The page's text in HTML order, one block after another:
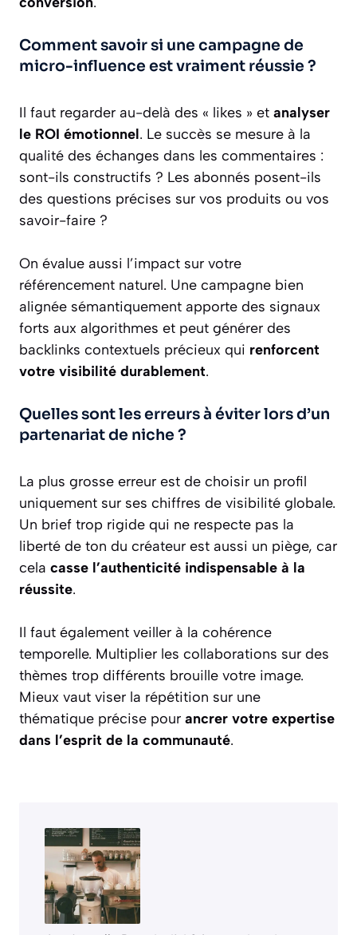
Comment savoir si une campagne de
micro-influence est vraiment réussie ?
Il faut regarder au-delà des « likes » et analyser
le ROI émotionnel. Le succès se mesure à la
qualité des échanges dans les commentaires :
sont-ils constructifs ? Les abonnés posent-ils
des questions précises sur vos produits ou vos
savoir-faire ?
On évalue aussi l’impact sur votre
référencement naturel. Une campagne bien
alignée sémantiquement apporte des signaux
forts aux algorithmes et peut générer des
backlinks contextuels précieux qui renforcent
votre visibilité durablement.
Quelles sont les erreurs à éviter lors d’un
partenariat de niche ?
La plus grosse erreur est de choisir un profil
uniquement sur ses chiffres de visibilité globale.
Un brief trop rigide qui ne respecte pas la
liberté de ton du créateur est aussi un piège, car
cela casse l’authenticité indispensable à la
réussite.
Il faut également veiller à la cohérence
temporelle. Multiplier les collaborations sur des
thèmes trop différents brouille votre image.
Mieux vaut viser la répétition sur une
thématique précise pour ancrer votre expertise
dans l’esprit de la communauté.